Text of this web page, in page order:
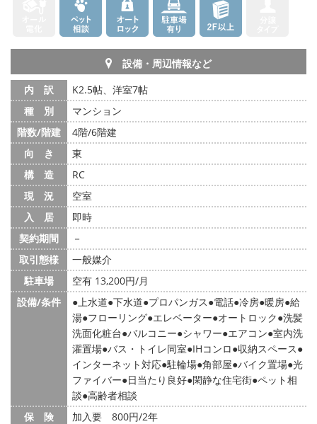
設備・周辺情報など
内 訳
K2.5帖、洋室7帖
種 別
マンション
階数/階建
4階/6階建
向 き
東
構 造
RC
現 況
空室
入 居
即時
契約期間
－
取引態様
一般媒介
駐車場
空有 13,200円/月
設備/条件
上水道 下水道 プロパンガス 電話 冷房 暖房 給
湯 フローリング エレベーター オートロック 洗髪
洗面化粧台 バルコニー シャワー エアコン 室内洗
濯置場 バス・トイレ同室 IHコンロ 収納スペース
インターネット対応 駐輪場 角部屋 バイク置場 光
ファイバー 日当たり良好 閑静な住宅街 ペット相
談 高齢者相談
保 険
加入要 800円/2年